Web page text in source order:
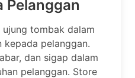
Pelanggan
tombak dalam
kepada pelanggan.
dan sigap dalam
pelanggan. Store